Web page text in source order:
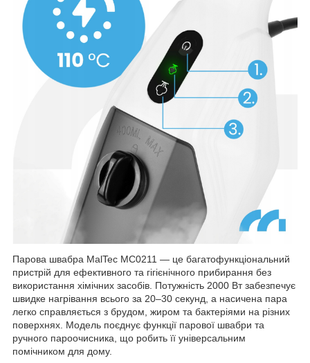
Парова швабра MalTec MC0211 — це багатофункціональний
пристрій для ефективного та гігієнічного прибирання без
використання хімічних засобів. Потужність 2000 Вт забезпечує
швидке нагрівання всього за 20–30 секунд, а насичена пара
легко справляється з брудом, жиром та бактеріями на різних
поверхнях. Модель поєднує функції парової швабри та
ручного пароочисника, що робить її універсальним
помічником для дому.